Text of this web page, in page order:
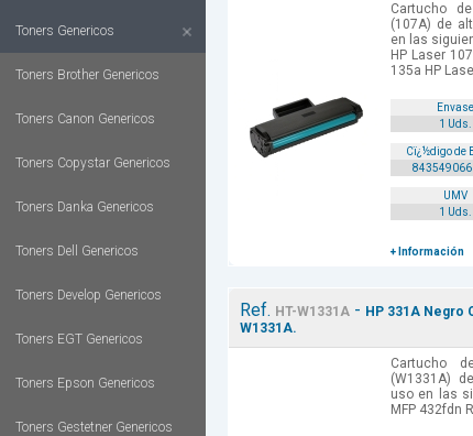
Toners Genericos
Toners Brother Genericos
Toners Canon Genericos
Toners Copystar Genericos
Toners Danka Genericos
Toners Dell Genericos
Toners Develop Genericos
Toners EGT Genericos
Toners Epson Genericos
Toners Gestetner Genericos
Cartucho
(107A) de
en las
HP Laser
135a HP
Envase
1 Uds.
Cï¿½digo de
UMV
1 Uds.
+ Información
Ref. HT-W1331A - HP 331A Negro
W1331A.
Cartucho
(W1331A)
uso en las
MFP 432fdn